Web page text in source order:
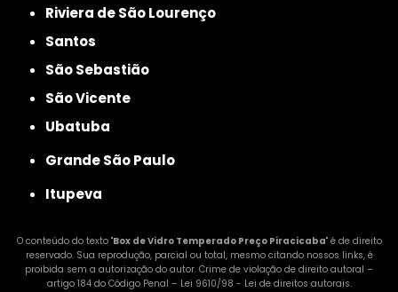
Riviera de São Lourenço
Santos
São Sebastião
São Vicente
Ubatuba
Grande São Paulo
Itupeva
O conteúdo do texto "Box de Vidro Temperado Preço Piracicaba" é de direito
reservado. Sua reprodução, parcial ou total, mesmo citando nossos links, é
proibida sem a autorização do autor. Crime de violação de direito autoral –
artigo 184 do Código Penal – Lei 9610/98 - Lei de direitos autorais.